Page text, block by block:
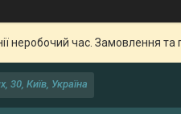
неробочий час. Замовлення
30, Київ, Україна